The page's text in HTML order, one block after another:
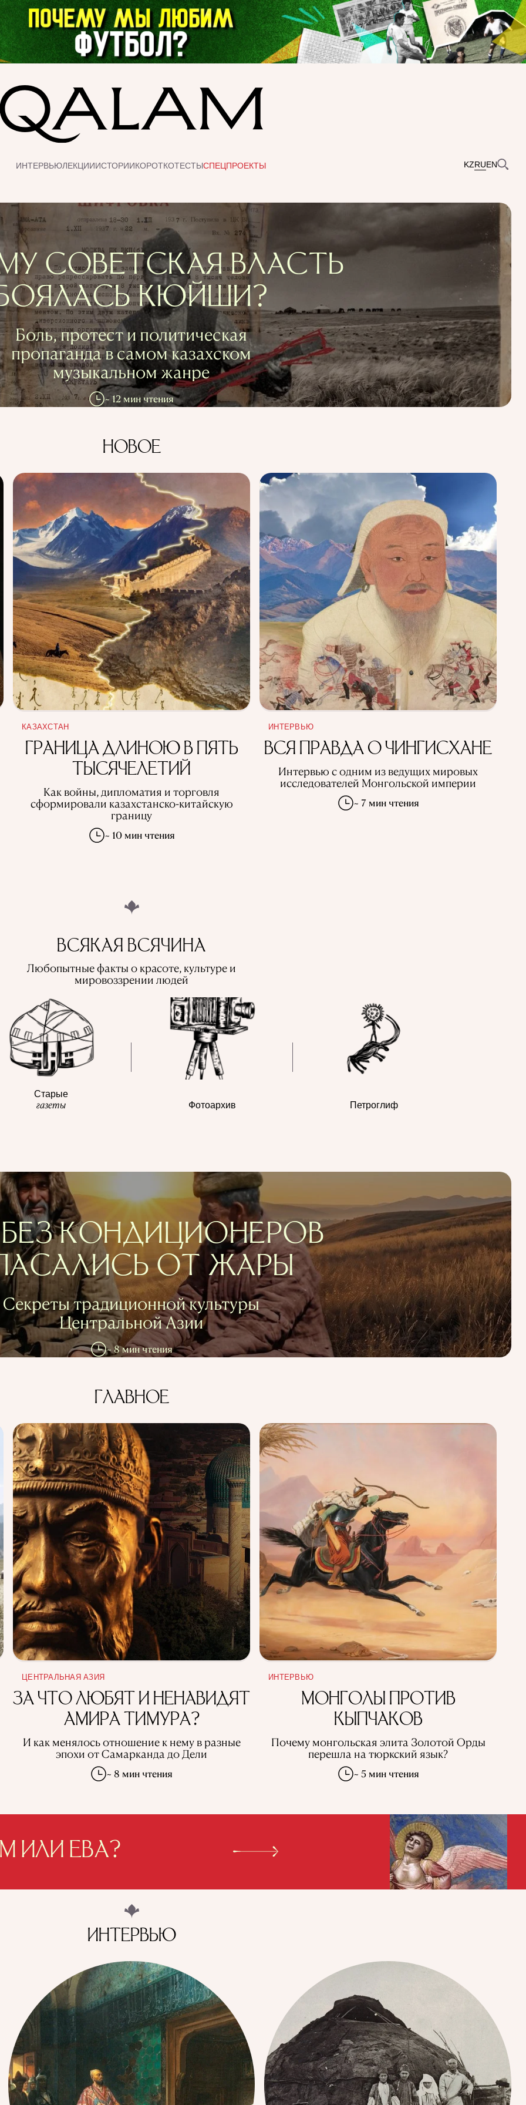
ИНТЕРВЬЮЛЕКЦИИИСТОРИИКОРОТКОТЕСТЫСПЕЦПРОЕКТЫ KZRUEN
СОВЕТСКАЯ ВЛАСТЬ
КЮЙШИ?
Боль, протест и политическая
пропаганда в самом казахском
музыкальном жанре
~ 12 мин чтения
НОВОЕ
КАЗАХСТАН
ГРАНИЦА ДЛИНОЮ В ПЯТЬ
ТЫСЯЧЕЛЕТИЙ
Как войны, дипломатия и торговля
сформировали казахстанско-китайскую
границу
~ 10 мин чтения
ИНТЕРВЬЮ
ВСЯ ПРАВДА О ЧИНГИСХАНЕ
Интервью с одним из ведущих мировых
исследователей Монгольской империи
~ 7 мин чтения
ВСЯКАЯ ВСЯЧИНА
Любопытные факты о красоте, культуре и
мировоззрении людей
Старые
газеты Фотоархив Петроглиф
КОНДИЦИОНЕРОВ
ОТ ЖАРЫ
Секреты традиционной культуры
Центральной Азии
~ 8 мин чтения
ГЛАВНОЕ
ЦЕНТРАЛЬНАЯ АЗИЯ
ЗА ЧТО ЛЮБЯТ И НЕНАВИДЯТ
АМИРА ТИМУРА?
И как менялось отношение к нему в разные
эпохи от Самарканда до Дели
~ 8 мин чтения
ИНТЕРВЬЮ
МОНГОЛЫ ПРОТИВ
КЫПЧАКОВ
Почему монгольская элита Золотой Орды
перешла на тюркский язык?
~ 5 мин чтения
ИЛИ ЕВА?
ИНТЕРВЬЮ